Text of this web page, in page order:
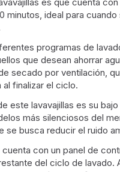
minutos, ideal para cuando
programas de
que desean ahorrar
secado por ventilación,
finalizar el ciclo.
este lavavajillas es su bajo
más silenciosos del
se busca reducir el ruido
con un panel de
del ciclo de lavado.